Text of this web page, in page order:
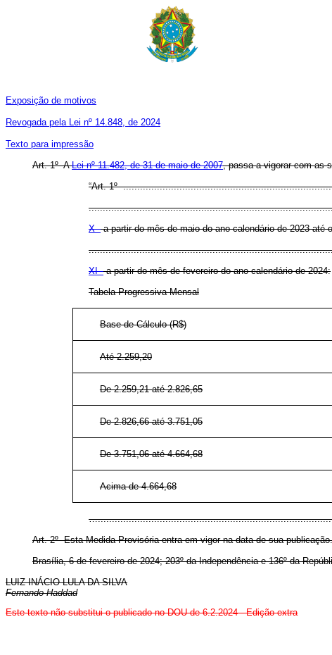
Exposição de motivos
Revogada pela Lei nº 14.848, de 2024
Texto para impressão
Art. 1º ALei nº 11.482, de 31 de maio de 2007, passa a vigorar com as
“Art. 1º
X -a partir do mês de maio do ano-calendário de 2023 até
XI -a partir do mês de fevereiro do ano-calendário de 2024:
Tabela Progressiva Mensal
Base de Cálculo (R$)
Até 2.259,20
De 2.259,21 até 2.826,65
De 2.826,66 até 3.751,05
De 3.751,06 até 4.664,68
Acima de 4.664,68
Art. 2º Esta Medida Provisória entra em vigor na data de sua publicação.
Brasília, 6 de fevereiro de 2024; 203º da Independência e 136º da
LUIZ INÁCIO LULA DA SILVA
Fernando Haddad
Este texto não substitui o publicado no DOU de 6.2.2024 - Edição extra